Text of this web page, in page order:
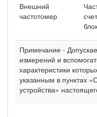
Внешний
частотомер
Примечание -
измерений и
характеристики
указанным в пунктах
устройства»